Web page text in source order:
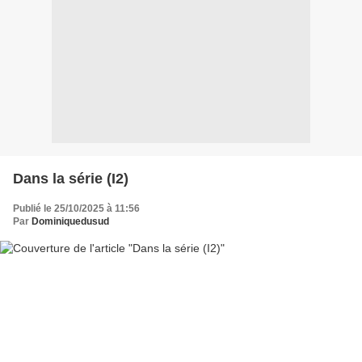
Dans la série (I2)
Publié le 25/10/2025 à 11:56
Par Dominiquedusud